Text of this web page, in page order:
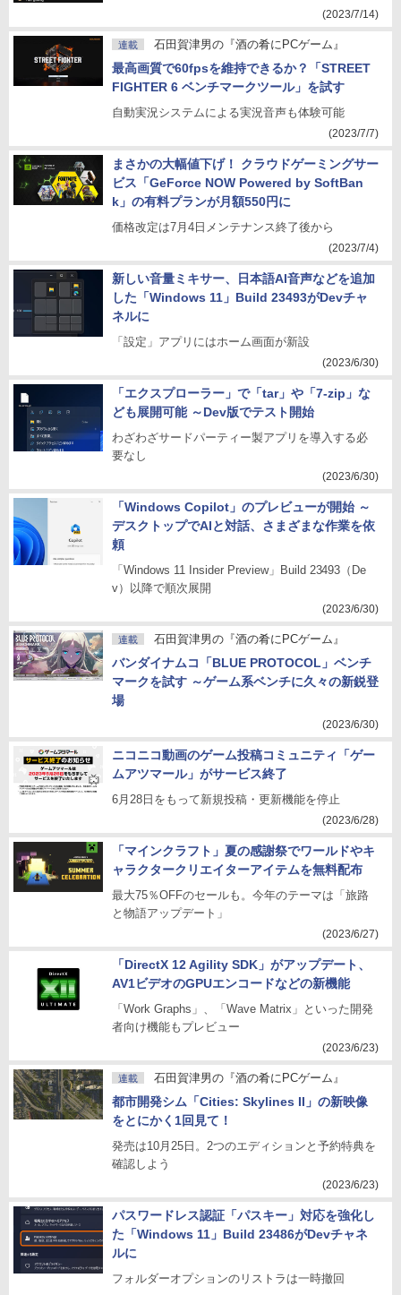
(2023/7/14)
連載 石田賀津男の『酒の肴にPCゲーム』
最高画質で60fpsを維持できるか？「STREET
FIGHTER 6 ベンチマークツール」を試す
自動実況システムによる実況音声も体験可能
(2023/7/7)
まさかの大幅値下げ！ クラウドゲーミングサー
ビス「GeForce NOW Powered by SoftBan
k」の有料プランが月額550円に
価格改定は7月4日メンテナンス終了後から
(2023/7/4)
新しい音量ミキサー、日本語AI音声などを追加
した「Windows 11」Build 23493がDevチャ
ネルに
「設定」アプリにはホーム画面が新設
(2023/6/30)
「エクスプローラー」で「tar」や「7-zip」な
ども展開可能 ～Dev版でテスト開始
わざわざサードパーティー製アプリを導入する必
要なし
(2023/6/30)
「Windows Copilot」のプレビューが開始 ～
デスクトップでAIと対話、さまざまな作業を依
頼
「Windows 11 Insider Preview」Build 23493（De
v）以降で順次展開
(2023/6/30)
連載 石田賀津男の『酒の肴にPCゲーム』
バンダイナムコ「BLUE PROTOCOL」ベンチ
マークを試す ～ゲーム系ベンチに久々の新鋭登
場
(2023/6/30)
ニコニコ動画のゲーム投稿コミュニティ「ゲー
ムアツマール」がサービス終了
6月28日をもって新規投稿・更新機能を停止
(2023/6/28)
「マインクラフト」夏の感謝祭でワールドやキ
ャラクタークリエイターアイテムを無料配布
最大75％OFFのセールも。今年のテーマは「旅路
と物語アップデート」
(2023/6/27)
「DirectX 12 Agility SDK」がアップデート、
AV1ビデオのGPUエンコードなどの新機能
「Work Graphs」、「Wave Matrix」といった開発
者向け機能もプレビュー
(2023/6/23)
連載 石田賀津男の『酒の肴にPCゲーム』
都市開発シム「Cities: Skylines II」の新映像
をとにかく1回見て！
発売は10月25日。2つのエディションと予約特典を
確認しよう
(2023/6/23)
パスワードレス認証「パスキー」対応を強化し
た「Windows 11」Build 23486がDevチャネ
ルに
フォルダーオプションのリストラは一時撤回